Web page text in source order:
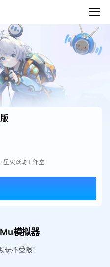
星火跃动工作室
模拟器
不受限！